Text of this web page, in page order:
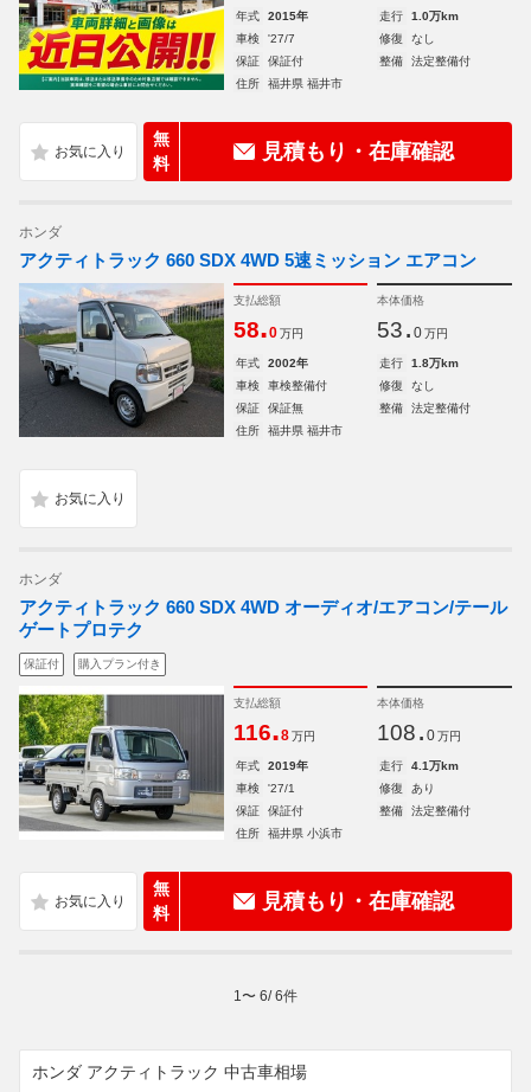
年式 2015年 走行
1.0万km
車検
'27/7 修復
なし
保証
保証付 整備
法定整備付
住所
福井県 福井市
無
料
見積もり・在庫確認
ホンダ
アクティトラック 660 SDX 4WD 5速ミッション エアコン
支払総額
58.0 万円
本体価格
53. 0 万円
年式 2002年 走行
1.8万km
車検
車検整備付 修復
なし
保証
保証無 整備
法定整備付
住所
福井県 福井市
ホンダ
アクティトラック 660 SDX 4WD オーディオ/エアコン/テール
ゲートプロテク
保証付 購入プラン付き
支払総額
116.8 万円
本体価格
108. 0 万円
年式 2019年 走行
4.1万km
車検
'27/1 修復
あり
保証
保証付 整備
法定整備付
住所
福井県 小浜市
無
料
見積もり・在庫確認
1 〜 6/6件
ホンダ アクティトラック 中古車相場